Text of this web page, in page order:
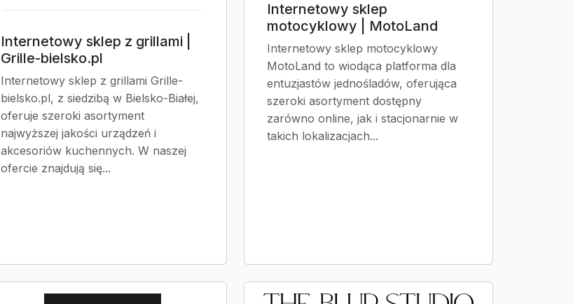
Internetowy sklep z grillami |
Grille-bielsko.pl
Internetowy sklep z grillami Grille-
bielsko.pl, z siedzibą w Bielsko-Białej,
oferuje szeroki asortyment
najwyższej jakości urządzeń i
akcesoriów kuchennych. W naszej
ofercie znajdują się...
Internetowy sklep
motocyklowy | MotoLand
Internetowy sklep motocyklowy
MotoLand to wiodąca platforma dla
entuzjastów jednośladów, oferująca
szeroki asortyment dostępny
zarówno online, jak i stacjonarnie w
takich lokalizacjach...